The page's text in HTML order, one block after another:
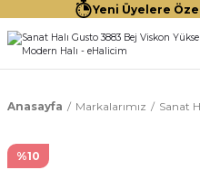
Yeni Üyelere
Anasayfa Markalarımız Sanat
%10